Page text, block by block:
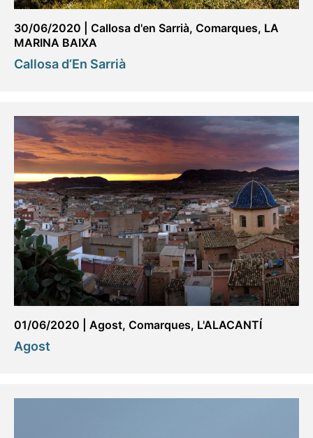
30/06/2020 Callosa d'en Sarrià, Comarques, LA
MARINA BAIXA
Callosa d’En Sarrià
01/06/2020 Agost, Comarques, L'ALACANTÍ
Agost